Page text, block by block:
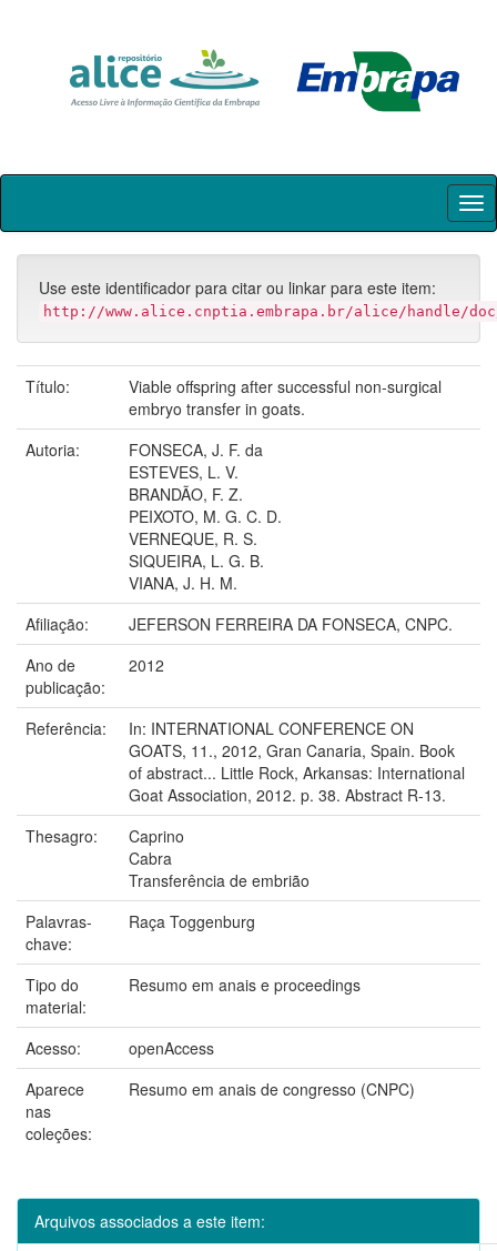
Skip
Use este identificador para citar ou linkar para este item:
http://www.alice.cnptia.embrapa.br/alice/handle/
Título:
Viable offspring after successful non-surgical
embryo transfer in goats.
Autoria:
FONSECA, J. F. da
ESTEVES, L. V.
BRANDÃO, F. Z.
PEIXOTO, M. G. C. D.
VERNEQUE, R. S.
SIQUEIRA, L. G. B.
VIANA, J. H. M.
Afiliação:
JEFERSON FERREIRA DA FONSECA, CNPC.
Ano de
publicação:
2012
Referência:
In: INTERNATIONAL CONFERENCE ON
GOATS, 11., 2012, Gran Canaria, Spain. Book
of abstract... Little Rock, Arkansas: International
Goat Association, 2012. p. 38. Abstract R-13.
Thesagro:
Caprino
Cabra
Transferência de embrião
Palavras-
chave:
Raça Toggenburg
Tipo do
material:
Resumo em anais e proceedings
Acesso:
openAccess
Aparece
nas
coleções:
Resumo em anais de congresso (CNPC)
Arquivos associados a este item: